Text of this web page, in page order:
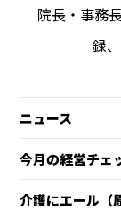
院長・事務
録
ニュース
今月の経営チェ
介護にエール（